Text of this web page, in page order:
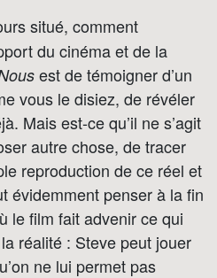
situé, comment
du cinéma et de la
est de témoigner d’un
vous le disiez, de révéler
Mais est-ce qu’il ne s’agit
autre chose, de tracer
reproduction de ce réel et
évidemment penser à la fin
le film fait advenir ce qui
réalité : Steve peut jouer
ne lui permet pas